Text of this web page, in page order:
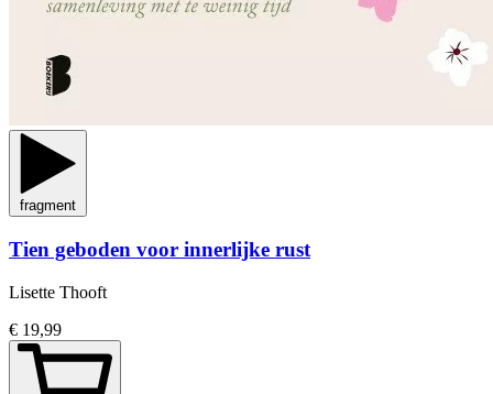
fragment
Tien geboden voor innerlijke rust
Lisette Thooft
€ 19,99